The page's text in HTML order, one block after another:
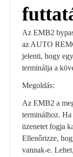
Az EMB2
az AUTO
jelenti, hogy
terminálja a
Megoldás:
Az EMB2 a
terminálhoz.
üzenetet fogja
Ellenőrizze,
vannak-e.